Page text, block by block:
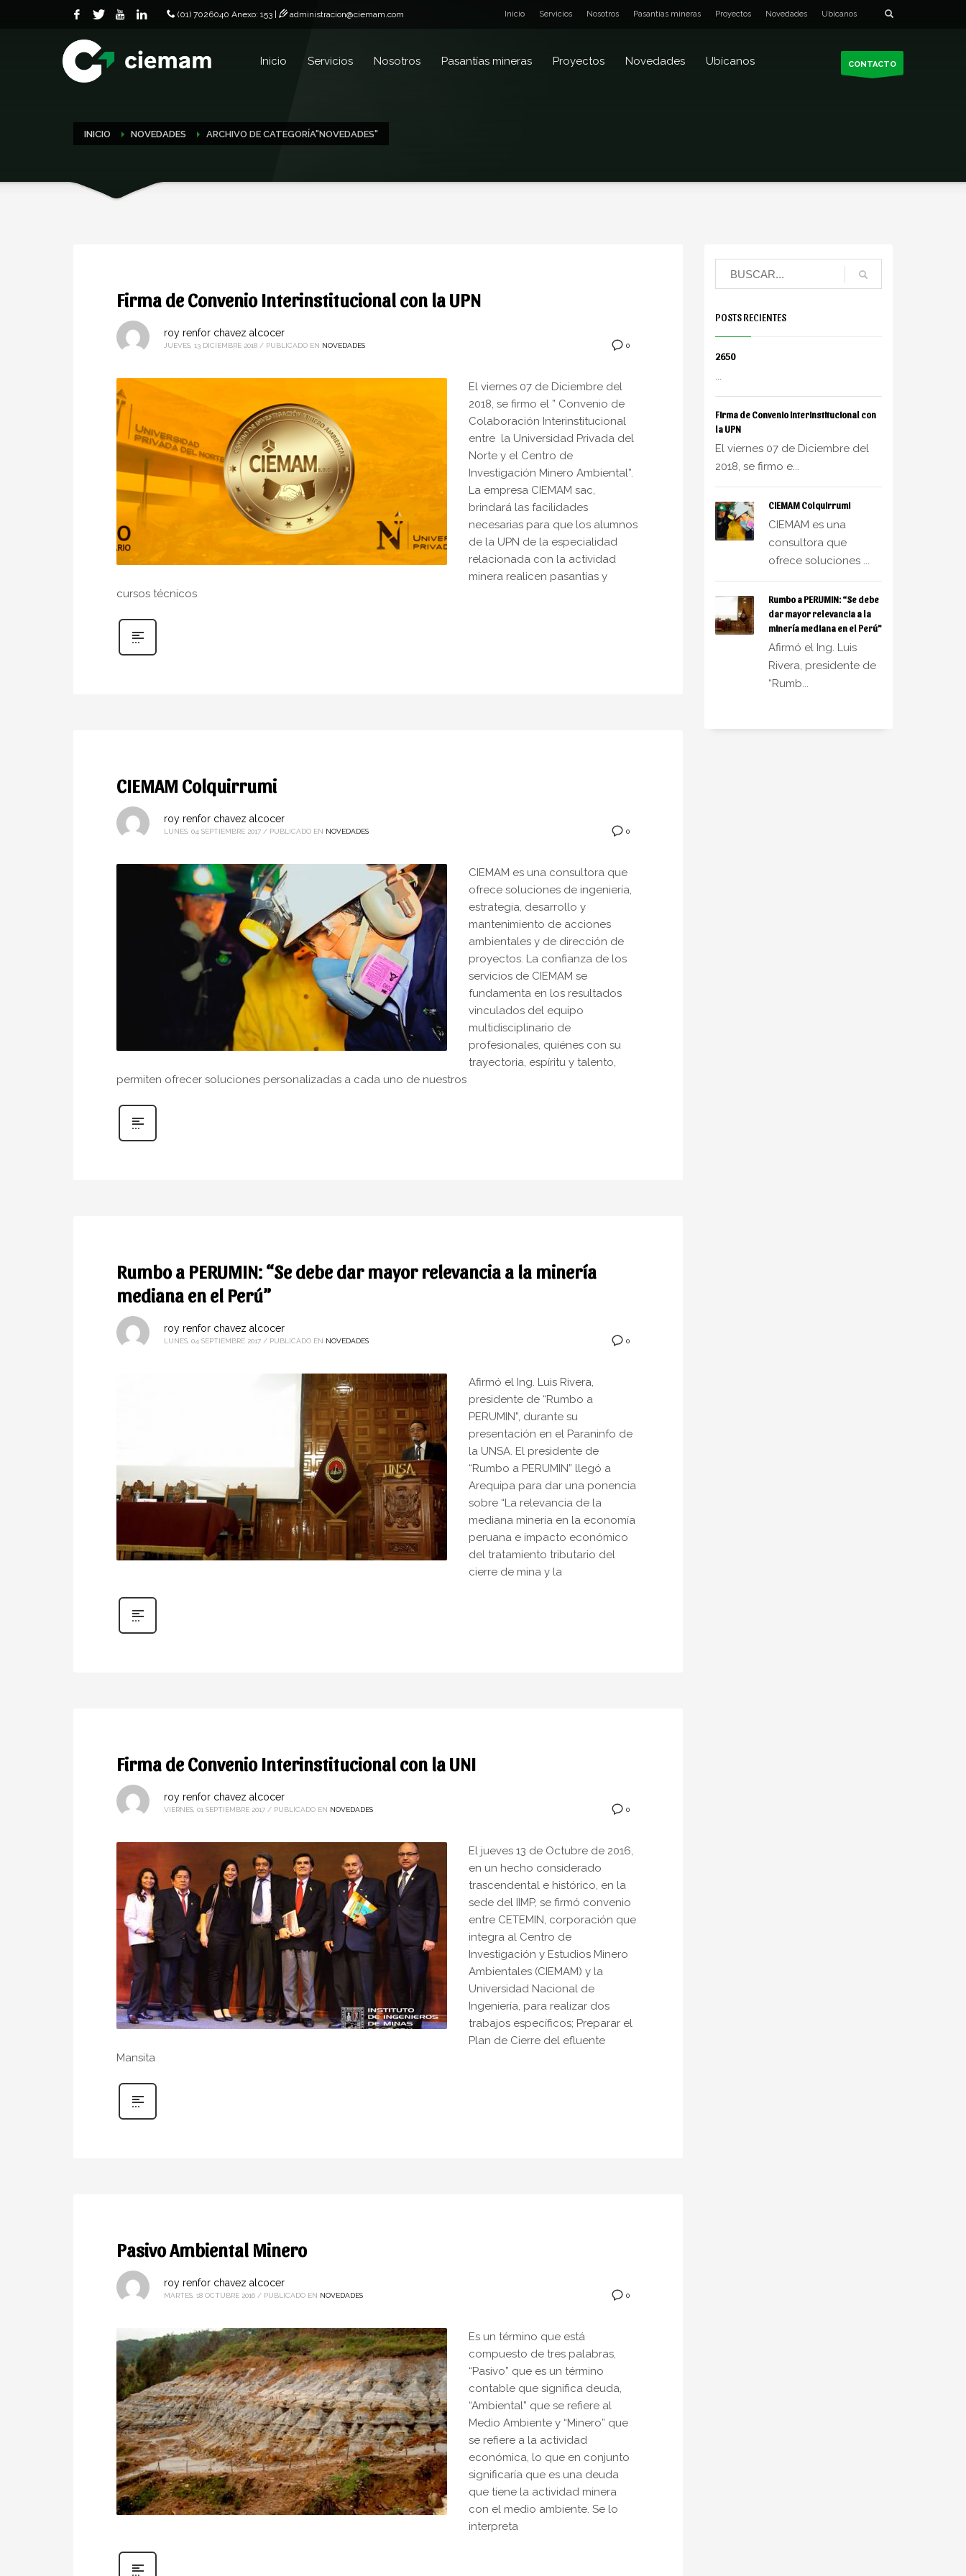
(01) 7026040 Anexo: 153 | administracion@ciemam.com Inicio Servicios Nosotros Pasantías mineras Proyectos Novedades Ubícanos
Inicio Servicios Nosotros Pasantías mineras Proyectos Novedades Ubícanos CONTACTO
INICIO NOVEDADES ARCHIVO DE CATEGORÍA"NOVEDADES"
Firma de Convenio Interinstitucional con la UPN
0
roy renfor chavez alcocer
JUEVES, 13 DICIEMBRE 2018 / PUBLICADO EN NOVEDADES
El viernes 07 de Diciembre del
2018, se firmo el ” Convenio de
Colaboración Interinstitucional
entre la Universidad Privada del
Norte y el Centro de
Investigación Minero Ambiental”.
La empresa CIEMAM sac,
brindará las facilidades
necesarias para que los alumnos
de la UPN de la especialidad
relacionada con la actividad
minera realicen pasantías y
cursos técnicos
CIEMAM Colquirrumi
0
roy renfor chavez alcocer
LUNES, 04 SEPTIEMBRE 2017 / PUBLICADO EN NOVEDADES
CIEMAM es una consultora que
ofrece soluciones de ingeniería,
estrategia, desarrollo y
mantenimiento de acciones
ambientales y de dirección de
proyectos. La confianza de los
servicios de CIEMAM se
fundamenta en los resultados
vinculados del equipo
multidisciplinario de
profesionales, quiénes con su
trayectoria, espíritu y talento,
permiten ofrecer soluciones personalizadas a cada uno de nuestros
Rumbo a PERUMIN: “Se debe dar mayor relevancia a la minería
mediana en el Perú”
0
roy renfor chavez alcocer
LUNES, 04 SEPTIEMBRE 2017 / PUBLICADO EN NOVEDADES
Afirmó el Ing. Luis Rivera,
presidente de “Rumbo a
PERUMIN”, durante su
presentación en el Paraninfo de
la UNSA. El presidente de
“Rumbo a PERUMIN” llegó a
Arequipa para dar una ponencia
sobre “La relevancia de la
mediana minería en la economía
peruana e impacto económico
del tratamiento tributario del
cierre de mina y la
Firma de Convenio Interinstitucional con la UNI
0
roy renfor chavez alcocer
VIERNES, 01 SEPTIEMBRE 2017 / PUBLICADO EN NOVEDADES
El jueves 13 de Octubre de 2016,
en un hecho considerado
trascendental e histórico, en la
sede del IIMP, se firmó convenio
entre CETEMIN, corporación que
integra al Centro de
Investigación y Estudios Minero
Ambientales (CIEMAM) y la
Universidad Nacional de
Ingeniería, para realizar dos
trabajos específicos; Preparar el
Plan de Cierre del efluente
Mansita
Pasivo Ambiental Minero
0
roy renfor chavez alcocer
MARTES, 18 OCTUBRE 2016 / PUBLICADO EN NOVEDADES
Es un término que está
compuesto de tres palabras,
“Pasivo” que es un término
contable que significa deuda,
“Ambiental” que se refiere al
Medio Ambiente y “Minero” que
se refiere a la actividad
económica, lo que en conjunto
significaría que es una deuda
que tiene la actividad minera
con el medio ambiente. Se lo
interpreta
POSTS RECIENTES
2650
...
Firma de Convenio Interinstitucional con
la UPN
El viernes 07 de Diciembre del
2018, se firmo e...
CIEMAM Colquirrumi
CIEMAM es una
consultora que
ofrece soluciones ...
Rumbo a PERUMIN: “Se debe
dar mayor relevancia a la
minería mediana en el Perú”
Afirmó el Ing. Luis
Rivera, presidente de
“Rumb...